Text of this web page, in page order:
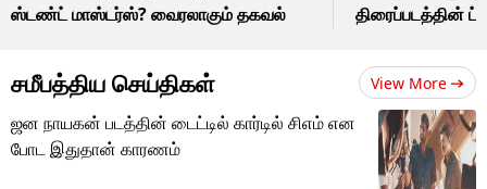
ஸ்டண்ட் மாஸ்டர்ஸ்? வைரலாகும் தகவல்
திரைப்படத்தின்
சமீபத்திய செய்திகள் View More
ஜன நாயகன் படத்தின் டைட்டில் கார்டில் சிஎம் என
போட இதுதான் காரணம்